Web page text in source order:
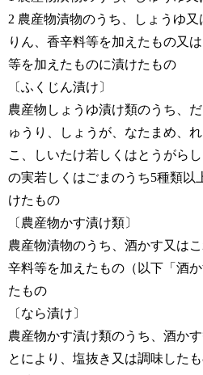
2 農産物漬物のうち、しょうゆ
りん、香辛料等を加えたもの又
等を加えたものに漬けたもの
〔ふくじん漬け〕
農産物しょうゆ漬け類のうち、
ゅうり、しょうが、なたまめ、
こ、しいたけ若しくはとうがら
の実若しくはごまのうち5種類以
けたもの
〔農産物かす漬け類〕
農産物漬物のうち、酒かす又は
辛料等を加えたもの（以下「酒
たもの
〔なら漬け〕
農産物かす漬け類のうち、酒か
とにより、塩抜き又は調味した